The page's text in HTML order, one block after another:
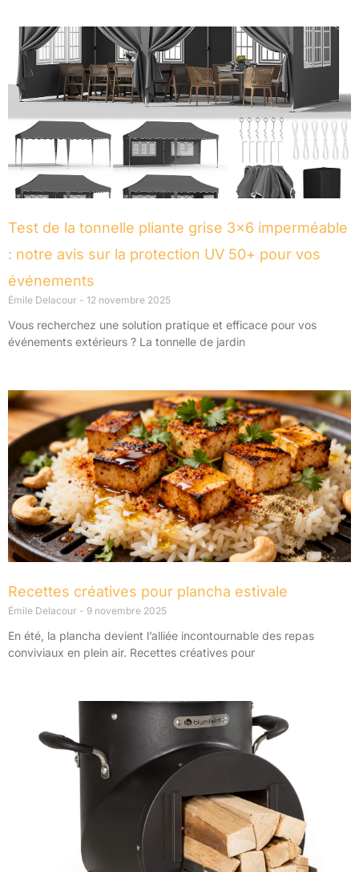
Test de la tonnelle pliante grise 3×6 imperméable
: notre avis sur la protection UV 50+ pour vos
événements
Émile Delacour 12 novembre 2025
Vous recherchez une solution pratique et efficace pour vos
événements extérieurs ? La tonnelle de jardin
Recettes créatives pour plancha estivale
Émile Delacour 9 novembre 2025
En été, la plancha devient l’alliée incontournable des repas
conviviaux en plein air. Recettes créatives pour